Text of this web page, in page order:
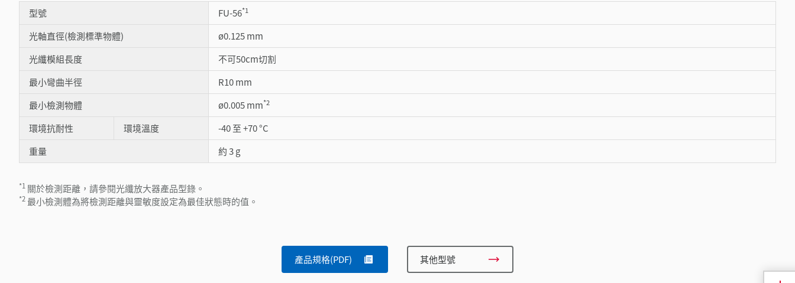
型號 FU-56*1
光軸直徑(檢測標準物體)
ø0.125 mm
光纖模組長度
不可50cm切割
最小彎曲半徑
R10 mm
最小檢測物體
ø0.005 mm*2
環境抗耐性 環境溫度
-40 至 +70 °C
重量
約 3 g
*1 關於檢測距離，請參閱光纖放大器產品型錄。
*2 最小檢測體為將檢測距離與靈敏度設定為最佳狀態時的值。
產品規格(PDF) 其他型號